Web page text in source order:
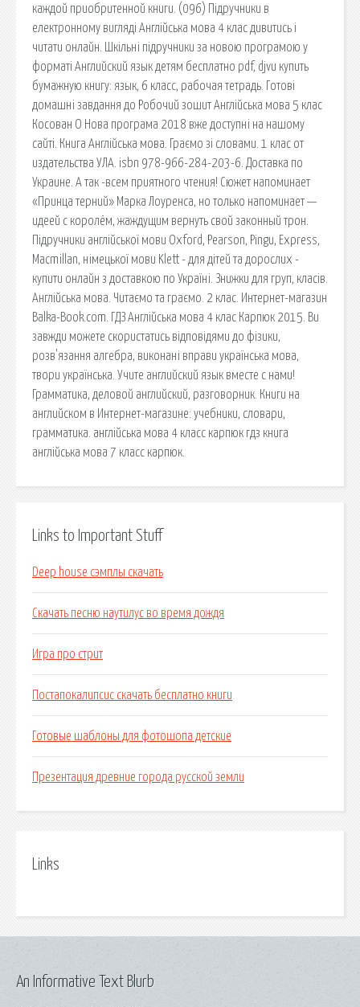
каждой приобритенной книги. (096) Підручники в
електронному вигляді Англійська мова 4 клас дивитись і
читати онлайн. Шкільні підручники за новою програмою у
форматі Английский язык детям бесплатно pdf, djvu купить
бумажную книгу: язык, 6 класс, рабочая тетрадь. Готові
домашні завдання до Робочий зошит Англійська мова 5 клас
Косован О Нова програма 2018 вже доступні на нашому
сайті. Книга Англійська мова. Граємо зі словами. 1 клас от
издательства УЛА. isbn 978-966-284-203-6. Доставка по
Украине. А так -всем приятного чтения! Сюжет напоминает
«Принца терний» Марка Лоуренса, но только напоминает —
идеей с королём, жаждущим вернуть свой законный трон.
Підручники англійської мови Oxford, Pearson, Pingu, Express,
Macmillan, німецької мови Klett - для дітей та дорослих -
купити онлайн з доставкою по Україні. Знижки для груп, класів.
Англійська мова. Читаємо та граємо. 2 клас. Интернет-магазин
Balka-Book.com. ГДЗ Англійська мова 4 клас Карпюк 2015. Ви
завжди можете скористатись відповідями до фізики,
розв'язання алгебра, виконані вправи українська мова,
твори українська. Учите английский язык вместе с нами!
Грамматика, деловой английский, разговорник. Книги на
английском в Интернет-магазине: учебники, словари,
грамматика. англійська мова 4 класс карпюк гдз книга
англійська мова 7 класс карпюк.
Links to Important Stuff
Deep house сэмплы скачать
Скачать песню наутилус во время дождя
Игра про стрит
Постапокалипсис скачать бесплатно книги
Готовые шаблоны для фотошопа детские
Презентация древние города русской земли
Links
An Informative Text Blurb